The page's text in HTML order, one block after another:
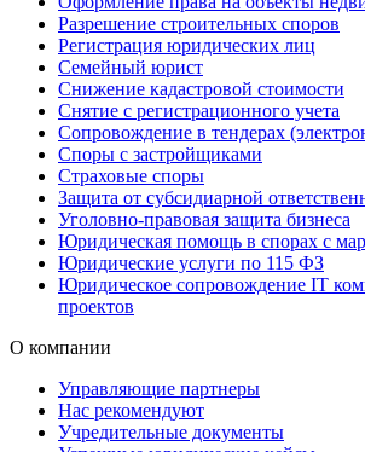
Разрешение строительных споров
Регистрация юридических лиц
Семейный юрист
Снижение кадастровой стоимости
Снятие с регистрационного учета
Сопровождение в тендерах
Споры с застройщиками
Страховые споры
Защита от субсидиарной
Уголовно-правовая защита бизнеса
Юридическая помощь в спорах с
Юридические услуги по 115 ФЗ
Юридическое сопровождение IT
проектов
О компании
Управляющие партнеры
Нас рекомендуют
Учредительные документы